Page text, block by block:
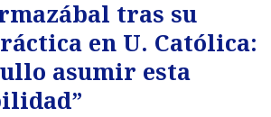
tras su
en U. Católica:
asumir esta